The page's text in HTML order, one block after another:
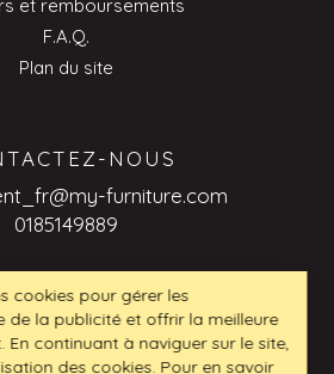
et remboursements
F.A.Q.
Plan du site
NOUS
furniture.com
0185149889
RENSEIGNEMENTS
cookies pour gérer les
de la publicité et offrir la meilleure
En continuant à naviguer sur le site,
des cookies. Pour en savoir